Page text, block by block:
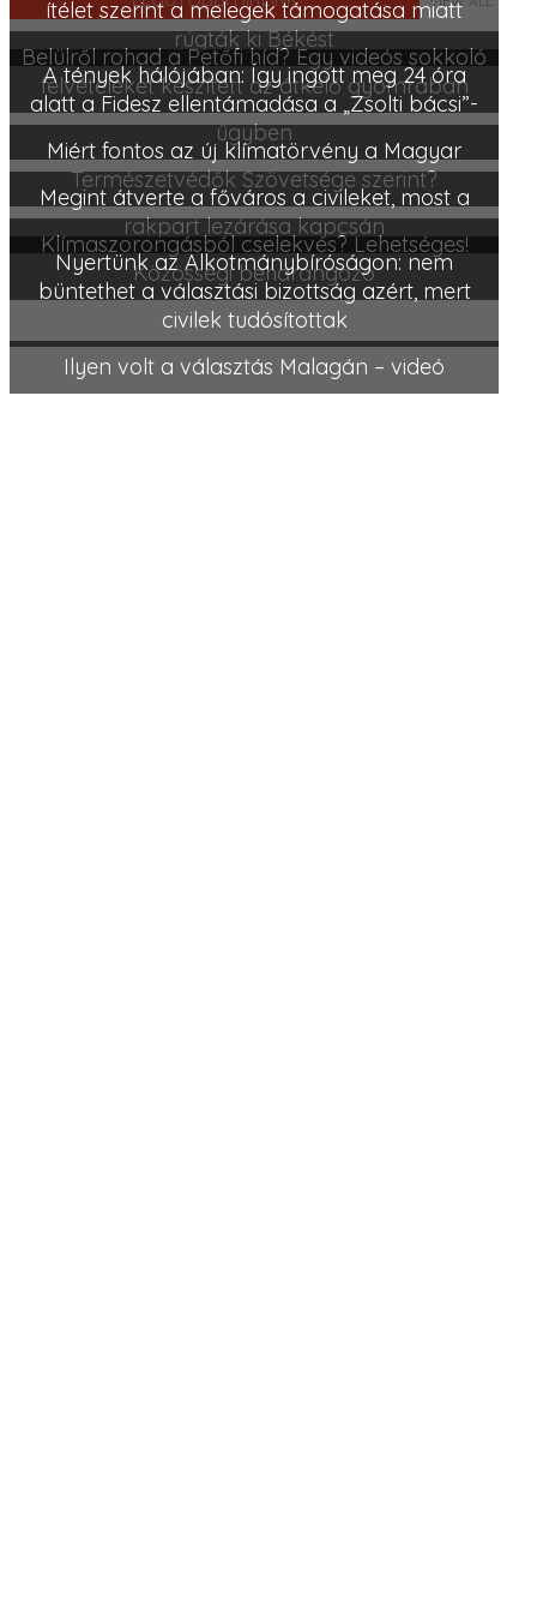
ítélet szerint a melegek támogatása miatt
rúgták ki Békést
Belülről rohad a Petőfi híd? Egy videós sokkoló
felvételeket készített az átkelő gyomrában
A tények hálójában: Így ingott meg 24 óra
alatt a Fidesz ellentámadása a „Zsolti bácsi”-
ügyben
Miért fontos az új klímatörvény a Magyar
Természetvédők Szövetsége szerint?
Megint átverte a főváros a civileket, most a
rakpart lezárása kapcsán
Klímaszorongásból cselekvés? Lehetséges!
Közösségi beharangozó
Nyertünk az Alkotmánybíróságon: nem
büntethet a választási bizottság azért, mert
civilek tudósítottak
Ilyen volt a választás Malagán – videó